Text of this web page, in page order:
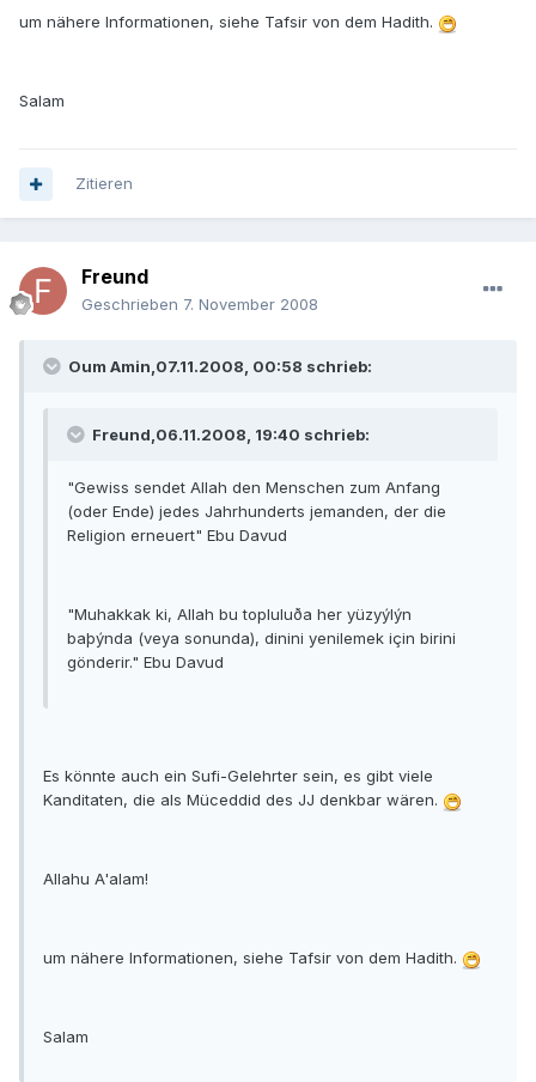
um nähere Informationen, siehe Tafsir von dem Hadith.
Salam
Zitieren
Freund
Geschrieben 7. November 2008
Oum Amin,07.11.2008, 00:58 schrieb:
Freund,06.11.2008, 19:40 schrieb:
"Gewiss sendet Allah den Menschen zum Anfang
(oder Ende) jedes Jahrhunderts jemanden, der die
Religion erneuert" Ebu Davud
"Muhakkak ki, Allah bu topluluða her yüzyýlýn
baþýnda (veya sonunda), dinini yenilemek için birini
gönderir." Ebu Davud
Es könnte auch ein Sufi-Gelehrter sein, es gibt viele
Kanditaten, die als Müceddid des JJ denkbar wären.
Allahu A'alam!
um nähere Informationen, siehe Tafsir von dem Hadith.
Salam